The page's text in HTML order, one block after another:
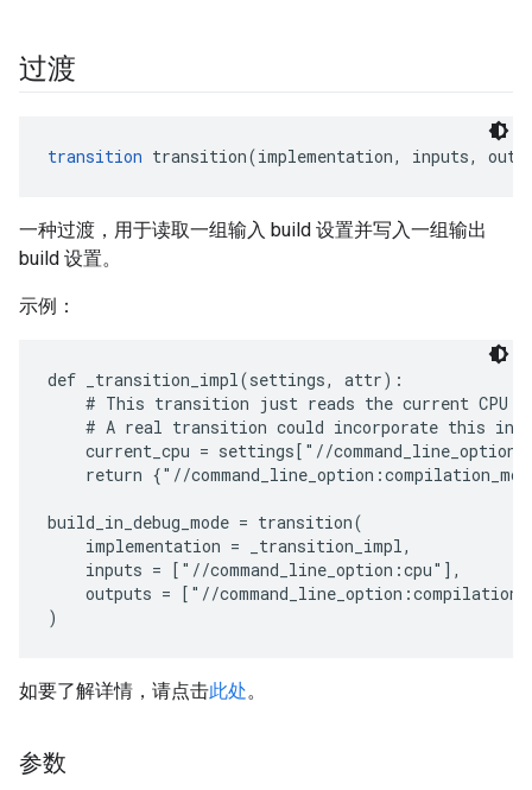
过渡
transition transition(implementation, inputs,
一种过渡，用于读取一组输入 build 设置并写入一组输出
build 设置。
示例：
def _transition_impl(settings, attr):
# This transition just reads the current CPU
# A real transition could incorporate this
current_cpu = settings["//
return {"//
build_in_debug_mode = transition(
    implementation = _transition_impl,
    inputs = ["//command_line_option:cpu"],
outputs = ["//
)
如要了解详情，请点击此处。
参数